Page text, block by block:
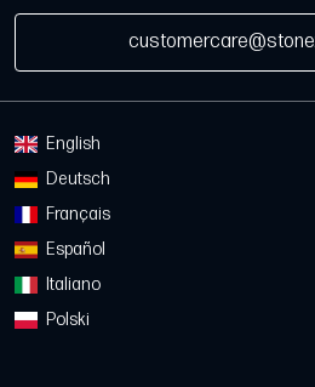
English
Deutsch
Français
Español
Italiano
Polski